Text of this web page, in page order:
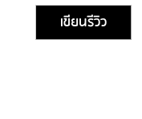
เขียนรีวิว